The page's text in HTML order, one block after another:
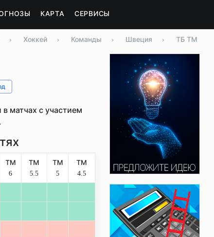
КАРТА СЕРВИСЫ
› Хоккей › Команды › Швеция › ТБ ТМ
матчах с участием
ТМ
6
ТМ
5.5
ТМ
5
ТМ
4.5